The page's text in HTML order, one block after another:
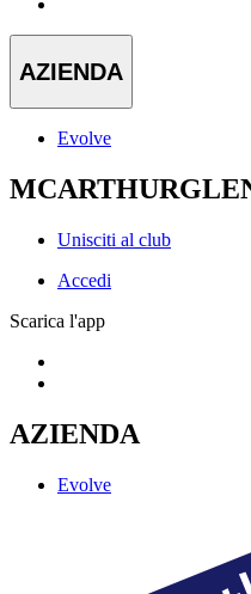
AZIENDA
Evolve
Unisciti al club
Accedi
Scarica l'app
AZIENDA
Evolve